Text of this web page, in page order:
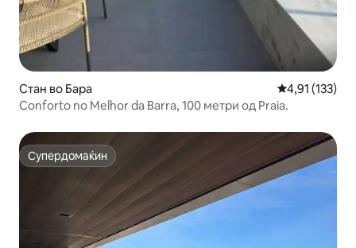
Стан во Бара Просечна
4,91 (133)
Conforto no Melhor da Barra, 100 метри од Praia.
Супердомаќин
Супердомаќин